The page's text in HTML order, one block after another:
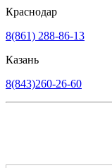
Краснодар
8(861) 288-86-13
Казань
8(843)260-26-60